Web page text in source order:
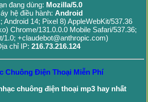
đang dùng: Mozilla/5.0
hệ điều hành: Android
Android 14; Pixel 8) AppleWebKit/537.36
Chrome/131.0.0.0 Mobile Safari/537.36;
1.0; +claudebot@anthropic.com)
chỉ IP: 216.73.216.124
Chuông Điện Thoại Miễn Phí
chuông điện thoại mp3 hay nhất